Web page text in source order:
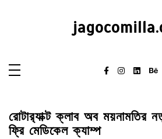
রোটার‌্যাক্ট ক্লাব অব ময়নামতির
ফ্রি মেডিকেল ক্যাম্প